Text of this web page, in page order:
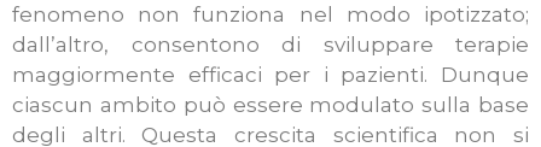
fenomeno non funziona nel modo ipotizzato;
dall’altro, consentono di sviluppare terapie
maggiormente efficaci per i pazienti. Dunque
ciascun ambito può essere modulato sulla base
degli altri. Questa crescita scientifica non si